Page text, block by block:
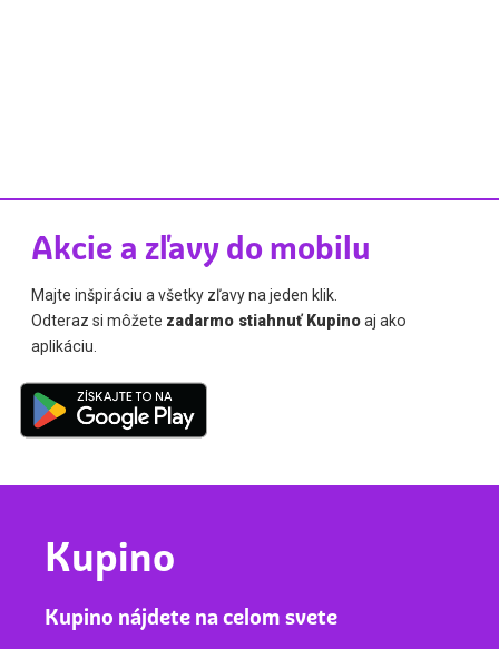
Akcie a zľavy do mobilu
Majte inšpiráciu a všetky zľavy na jeden klik.
Odteraz si môžete zadarmo stiahnuť Kupinoaj ako
aplikáciu.
Kupino
Kupino nájdete na celom svete